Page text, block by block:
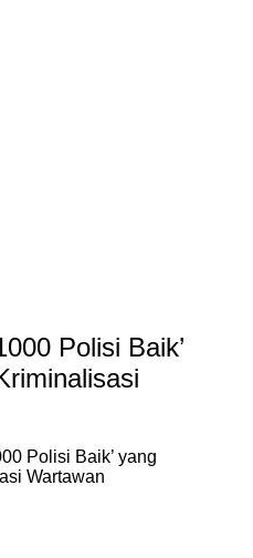
Polisi Baik’